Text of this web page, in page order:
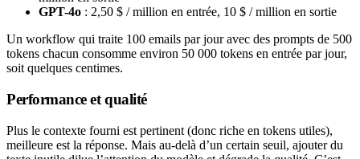
GPT-4o : 2,50 $ / million en entrée, 10 $ / million en sortie
Un workflow qui traite 100 emails par jour avec des prompts de 500
tokens chacun consomme environ 50 000 tokens en entrée par jour,
soit quelques centimes.
Performance et qualité
Plus le contexte fourni est pertinent (donc riche en tokens utiles),
meilleure est la réponse. Mais au-delà d’un certain seuil, ajouter du